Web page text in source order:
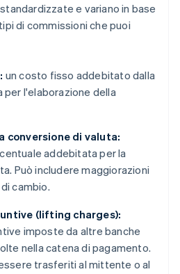
e variano in base
di commissioni che puoi
un costo fisso addebitato dalla
per l'elaborazione della
conversione di valuta:
addebitata per la
Può includere maggiorazioni
cambio.
(lifting charges):
imposte da altre banche
nella catena di pagamento.
trasferiti al mittente o al